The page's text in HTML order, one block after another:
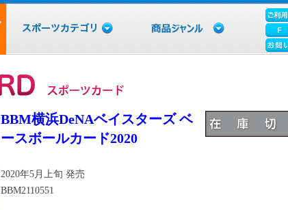
BBM横浜DeNAベイスターズ ベ
ースボールカード2020
2020年5月上旬 発売
BBM2110551